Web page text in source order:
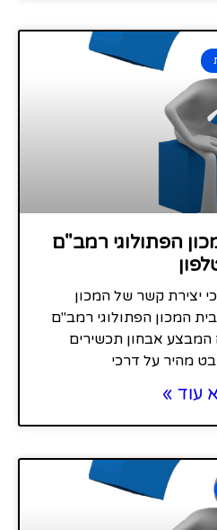
הפתולוגי רמב"ם
יצירת קשר של המכון
המכון הפתולוגי רמב"ם
המבצע אבחון תכשירים
מהיר על דרכי
עוד »